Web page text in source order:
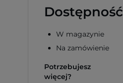
Dostępność
W magazynie
Na zamówienie
Potrzebujesz
więcej?